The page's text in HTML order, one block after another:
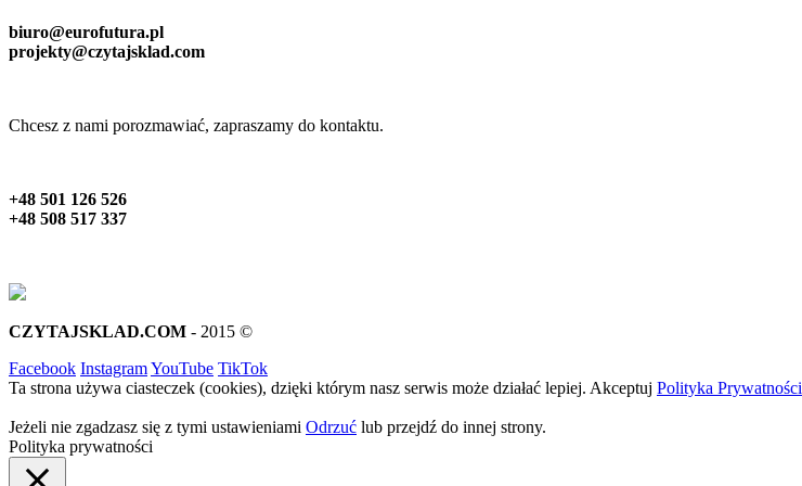
biuro@eurofutura.pl
projekty@czytajsklad.com
Chcesz z nami porozmawiać, zapraszamy do kontaktu.
+48 501 126 526
+48 508 517 337
CZYTAJSKLAD.COM - 2015 ©
Facebook InstagramYouTube TikTok
Ta strona używa ciasteczek (cookies), dzięki którym nasz serwis może działać lepiej. Akceptuj Polityka Prywatności
Jeżeli nie zgadzasz się z tymi ustawieniami Odrzuć lub przejdź do innej strony.
Polityka prywatności